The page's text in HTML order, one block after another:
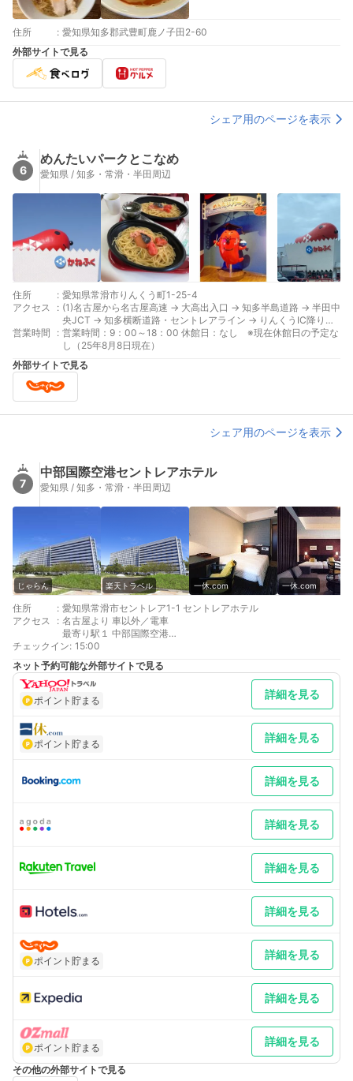
住所 : 愛知県知多郡武豊町鹿ノ子田2-60
外部サイトで見る
シェア用のページを表示
6
めんたいパークとこなめ
愛知県 / 知多・常滑・半田周辺
住所 : 愛知県常滑市りんくう町1-25-4
アクセス
: (1)名古屋から名古屋高速 → 大高出入口 → 知多半島道路 → 半田中
央JCT → 知多横断道路・セントレアライン → りんくうIC降り約2
分
営業時間 : 営業時間：9：00～18：00 休館日：なし ※現在休館日の予定な
し（25年8月8日現在）
外部サイトで見る
シェア用のページを表示
7
中部国際空港セントレアホテル
愛知県 / 知多・常滑・半田周辺
じゃらん 楽天トラベル 一休.com 一休.com
住所 : 愛知県常滑市セントレア1-1 セントレアホテル
アクセス
: 名古屋より 車以外／電車
最寄り駅１ 中部国際空港
補足 車／ホテル１階駐車場が1泊2,000円でご利用いただけます
が、3台のみとなっております。満車の際は空港駐車場をご利用
下さい。
チェックイン: 15:00
ネット予約可能な外部サイトで見る
ポイント貯まる 詳細を見る
ポイント貯まる 詳細を見る
詳細を見る
詳細を見る
詳細を見る
詳細を見る
ポイント貯まる 詳細を見る
詳細を見る
ポイント貯まる 詳細を見る
その他の外部サイトで見る